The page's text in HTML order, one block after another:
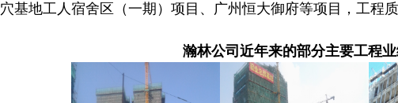
穴基地工人宿舍区（一期）项目、广州恒大御府等项目，工程
瀚林公司近年来的部分主要工程